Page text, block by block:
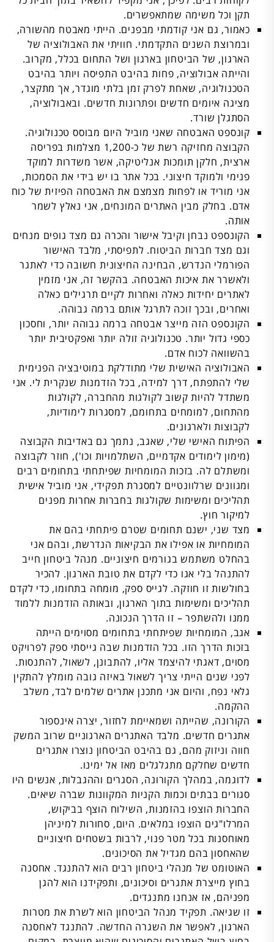
תקן וכל משימה שמתאפשרים.
כאמור, גם אני קודמתי מבפנים. הייתי מאבטח מהשורה,
ובמרוצת השנים התקדמתי. חוויתי את האבולוציה של
הארגון, של הביטחון בארגון ושל התחום בכלל, מקרוב.
והייתה אבולוציה, פחות בהיבט התפיסה ויותר בהיבט
הטכנולוגיה, שאחת לפרק זמן בלתי מוגדר, אך מתקצר,
מציגה איומים חדשים ופתרונות חדשים. ובאבולוציה,
הסתגלן שורד.
קונספט האבטחה שאני מוביל היום מבוסס טכנולוגיה.
הקבוצה מחזיקה רשת של כ-1,200 מצלמות בפריסה
ארצית, חלקן תומכות אנליטיקה, אשר משדרות למוקד
פנימי ולמוקד חיצוני. בכל אתר בו יש בידי את הסמכות,
אני מוריד או לפחות מצמצם את האבטחה הפיזית של כוח
אדם. בחלק מבין האתרים המונחים, אני נאלץ לשמר
אותה.
הקונספט נבחן וקיבל אישור והכרה גם מצד גופים מנחים
וגם מצד חברות הביטוח. לתפיסתי, מלבד האישור
הפורמלי הנדרש, הבחינה החיצונית חשובה כדי לאתגר
ולאשרר את איכות האבטחה. בהקשר זה, אני מזמין
לאתרים יחידות כאלה ואחרות לקיים תרגילים כאלה
ואחרים, ובכך זוכה לתרגל אותם ברמה גבוהה.
הקונספט הזה מייצר אבטחה ברמה גבוהה יותר, וחסכון
כספי גדול יותר. טכנולוגיה זולה יותר ואפקטיבית יותר
בהשוואה לכוח אדם.
האבולוציה האישית שלי מתודלקת במוטיבציה הפנימית
שלי להתפתח, דרך למידה, בכל הזדמנות שנקרית לי. אני
משתדל להיות קשוב לקולגות מהחברה, לקולגות
מהתחום, למומחים בתחומם, למסגרות לימודיות,
לקבוצות ולארגונים.
הפיתוח האישי שלי, שאגב, נתמך גם באדיבות הקבוצה
(מימון לימודים אקדמיים, השתלמויות וכו'), חוזר לקבוצה
ומשתלם לה. בזכות המומחיות שפיתחתי בתחומים רבים
ומגוונים שרלוונטיים למסגרת תפקידי, אני מוביל אישית
תהליכים ומשימות שקולגות בחברות אחרות מפנים
למיקור חוץ.
מצד שני, ישנם תחומים שטרם פיתחתי בהם את
המומחיות או אפילו את הבקיאות הנדרשת, ובהם אני
בהחלט משתמש בגורמים חיצוניים. מנהל ביטחון חייב
להתנהל בלי אגו כדי לקדם את טובת הארגון. להכיר
בחולשות זו חוזקה. לגייס ספק, מומחה בתחומו, כדי לקדם
תהליכים ומשימות בתוך הארגון, ובאותה הזדמנות ללמוד
ממנו ולהשתפר – זו הדרך הנכונה.
אגב, המומחיות שפיתחתי בתחומים מסוימים הייתה
בזכות הדרך הזו. בכל הזדמנות שבה גייסתי ספק לפרויקט
מסוים, דאגתי להיצמד אליו, להתבונן, לשאול, להתנסות.
לפני שנים הייתי צריך לשאול באיזה גובה מומלץ להתקין
גלאי נפח, והיום אני מתכנן אתרים שלמים לבד, משלב
ההקמה.
הקורונה, שהייתה ושמאיימת לחזור, יצרה אינספור
אתגרים חדשים. מלבד האתגרים הארגוניים שרוב המשק
חווה וניזוק מהם, גם בהיבט הביטחון נוצרו אתגרים
חדשים שחלקם מתגלגלים מאז אל ימינו.
לדוגמה, במהלך הקורונה, הסגרים וההגבלות, אנשים היו
סגורים בבתים וכמות הקניות המקוונות שברה שיאים.
החברות הוצפו בהזמנות, השילוח הוצף בביקוש,
המרלו"גים הוצפו במלאים. היום, סחורות למיניהן
מאוחסנות בכל מטר פנוי, לרבות בשטחים חיצוניים
שהאחסון בהם מגדיל את הסיכונים.
האוטומט של מנהלי ביטחון רבים הוא להתנגד. אחסנה
בחוץ מייצרת אתגרים וסיכונים, ותפקידנו הוא להגן
מפניהם, אז אנחנו מתנגדים.
זו שגיאה. תפקיד מנהל הביטחון הוא לשרת את מטרות
הארגון, לאפשר את השגרה החדשה. להתנגד לאחסנה